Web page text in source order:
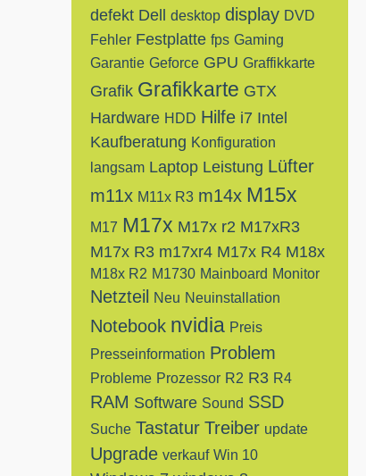
defekt Dell desktop display DVD
Fehler Festplatte fps Gaming
Garantie Geforce GPU Graffikkarte
Grafik Grafikkarte GTX
Hardware HDD Hilfe i7 Intel
Kaufberatung Konfiguration
langsam Laptop Leistung Lüfter
m11x M11x R3 m14x M15x
M17 M17x M17x r2 M17xR3
M17x R3 m17xr4 M17x R4 M18x
M18x R2 M1730 Mainboard Monitor
Netzteil Neu Neuinstallation
Notebook nvidia Preis
Presseinformation Problem
Probleme Prozessor R2 R3 R4
RAM Software Sound SSD
Suche Tastatur Treiber update
Upgrade verkauf Win 10